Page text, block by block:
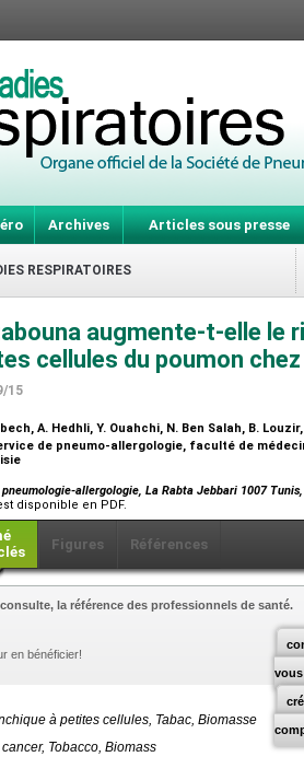
Archives Articles sous presse
RESPIRATOIRES
augmente-t-elle le
cellules du poumon
15
A. Hedhli, Y. Ouahchi, N. Ben Salah, B.
de pneumo-allergologie, faculté de
allergologie, La Rabta Jebbari 1007
disponible en PDF.
Figures Références
vous
la référence des professionnels de santé.
en bénéficier!
à petites cellules, Tabac, Biomasse
Tobacco, Biomass